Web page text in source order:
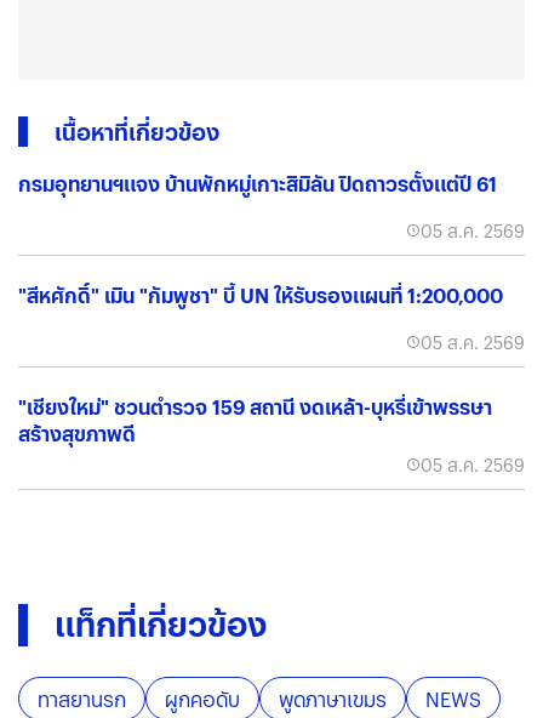
เนื้อหาที่เกี่ยวข้อง
กรมอุทยานฯแจง บ้านพักหมู่เกาะสิมิลัน ปิดถาวรตั้งแต่ปี 61
05 ส.ค. 2569
"สีหศักดิ์" เมิน "กัมพูชา" บี้ UN ให้รับรองแผนที่ 1:200,000
05 ส.ค. 2569
"เชียงใหม่" ชวนตำรวจ 159 สถานี งดเหล้า-บุหรี่เข้าพรรษา
สร้างสุขภาพดี
05 ส.ค. 2569
แท็กที่เกี่ยวข้อง
ทาสยานรก ผูกคอดับ พูดภาษาเขมร NEWS